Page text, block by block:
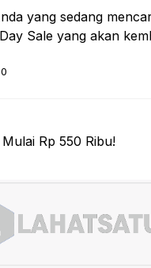
yang sedang
Sale yang akan